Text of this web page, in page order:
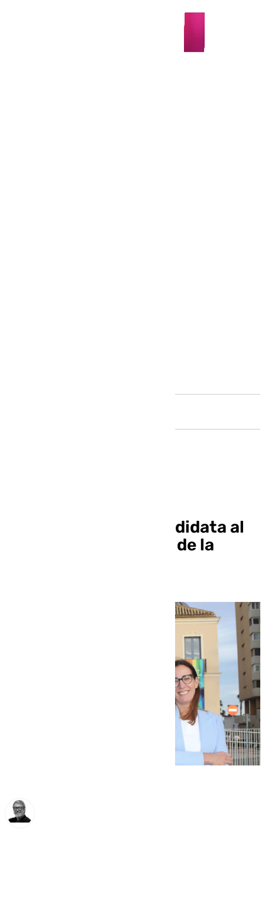
presentará como candidata al
decanato del Colegio de la